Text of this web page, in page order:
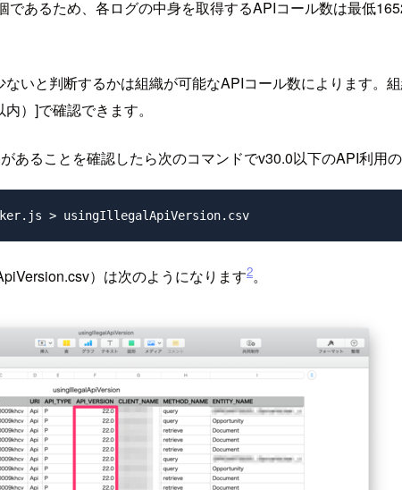
であるため、各ログの中身を取得するAPIコール数は最低
いと判断するかは組織が可能なAPIコール数によります。
）]で確認できます。
あることを確認したら次のコマンドでv30.0以下のAPI利用の
）は次のようになります2。